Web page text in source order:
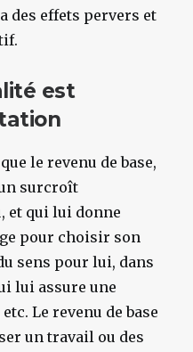
des effets pervers et
est
le revenu de base,
surcroît
et qui lui donne
pour choisir son
sens pour lui, dans
lui assure une
Le revenu de base
un travail ou des